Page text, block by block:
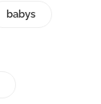
babys